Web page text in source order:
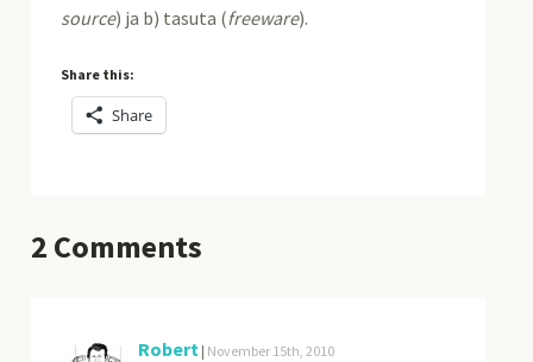
source) ja b) tasuta (freeware).
Share this:
Share
2 Comments
Robert | November 15th, 2010